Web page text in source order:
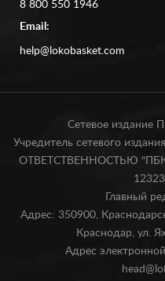
8 800 550 1946
Email:
help@lokobasket.com
Сетевое издание
Учредитель сетевого
ОТВЕТСТВЕННОСТЬЮ
Главный
Адрес: 350900,
Краснодар, ул.
Адрес